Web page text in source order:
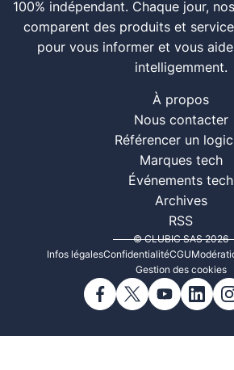
100% indépendant. Chaque jour,
comparent des produits et
pour vous informer et vous
intelligemment.
À propos
Nous contacter
Référencer un
Marques tech
Événements tech
Archives
RSS
© CLUBIC SAS 2026
Infos légalesConfidentialitéCGU
Gestion des cookies